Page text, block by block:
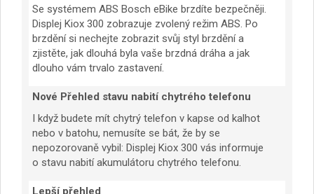
Se systémem ABS Bosch eBike brzdíte bezpečněji.
Displej Kiox 300 zobrazuje zvolený režim ABS. Po
brzdění si nechejte zobrazit svůj styl brzdění a
zjistěte, jak dlouhá byla vaše brzdná dráha a jak
dlouho vám trvalo zastavení.
Nové Přehled stavu nabití chytrého telefonu
I když budete mít chytrý telefon v kapse od kalhot
nebo v batohu, nemusíte se bát, že by se
nepozorovaně vybil: Displej Kiox 300 vás informuje
o stavu nabití akumulátoru chytrého telefonu.
Lepší přehled